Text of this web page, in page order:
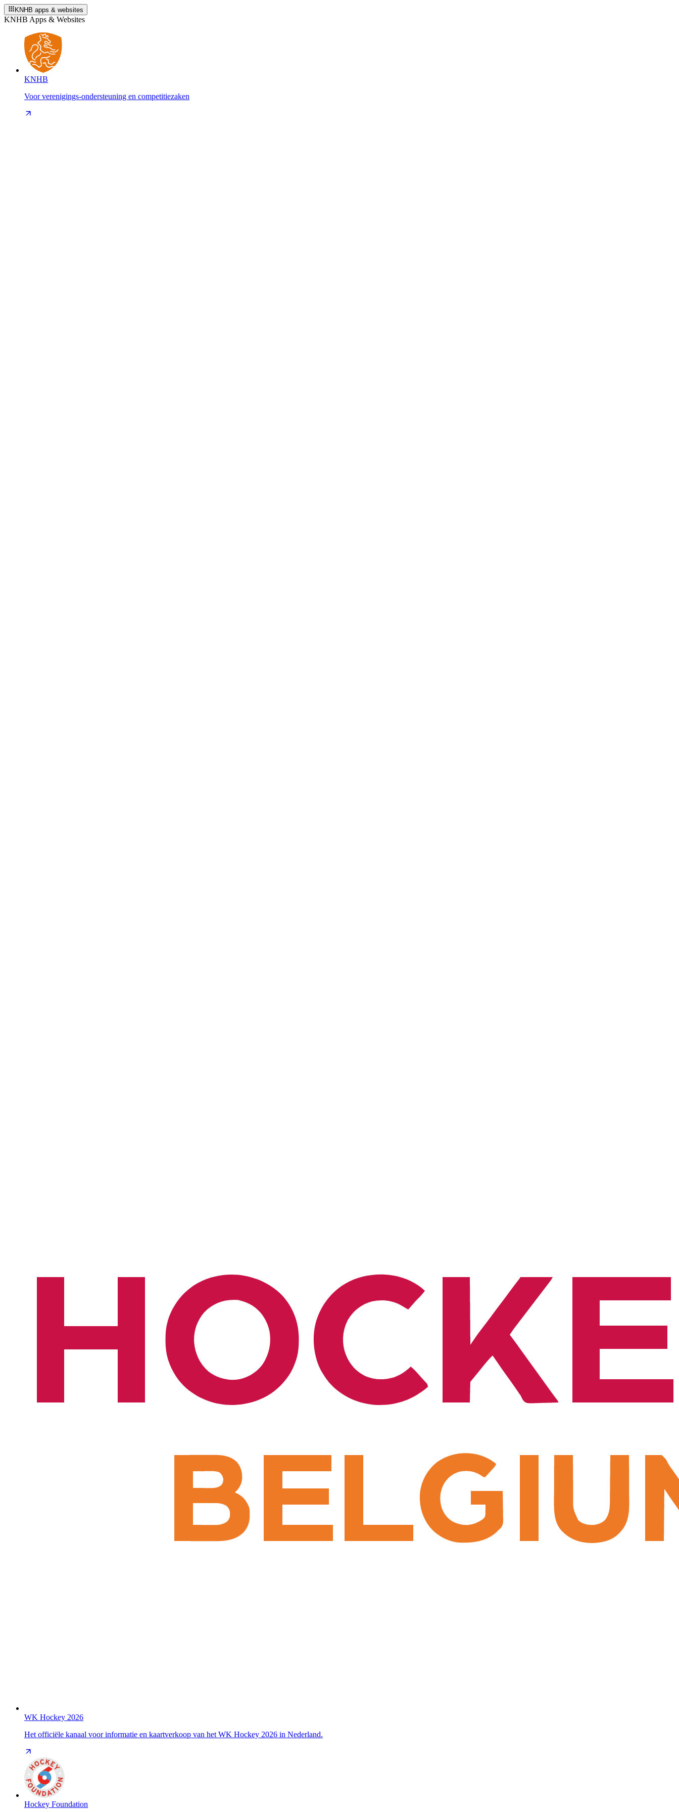
KNHB apps & websites
KNHB Apps & Websites
KNHB
Voor verenigings-ondersteuning en competitiezaken
WK Hockey 2026
Het officiële kanaal voor informatie en kaartverkoop van het WK Hockey 2026 in Nederland.
Hockey Foundation